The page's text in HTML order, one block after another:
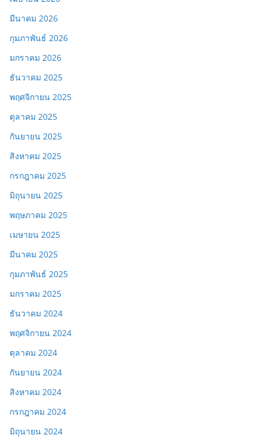
มีนาคม 2026
กุมภาพันธ์ 2026
มกราคม 2026
ธันวาคม 2025
พฤศจิกายน 2025
ตุลาคม 2025
กันยายน 2025
สิงหาคม 2025
กรกฎาคม 2025
มิถุนายน 2025
พฤษภาคม 2025
เมษายน 2025
มีนาคม 2025
กุมภาพันธ์ 2025
มกราคม 2025
ธันวาคม 2024
พฤศจิกายน 2024
ตุลาคม 2024
กันยายน 2024
สิงหาคม 2024
กรกฎาคม 2024
มิถุนายน 2024